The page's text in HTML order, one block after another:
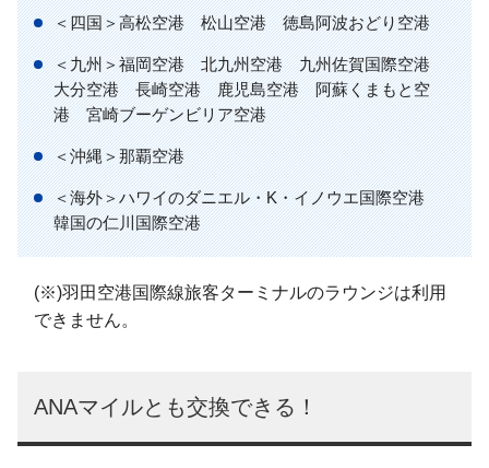
＜四国＞高松空港 松山空港 徳島阿波おどり空港
＜九州＞福岡空港 北九州空港 九州佐賀国際空港
大分空港 長崎空港 鹿児島空港 阿蘇くまもと空
港 宮崎ブーゲンビリア空港
＜沖縄＞那覇空港
＜海外＞ハワイのダニエル・K・イノウエ国際空港
韓国の仁川国際空港
(※)羽田空港国際線旅客ターミナルのラウンジは利用
できません。
ANAマイルとも交換できる！